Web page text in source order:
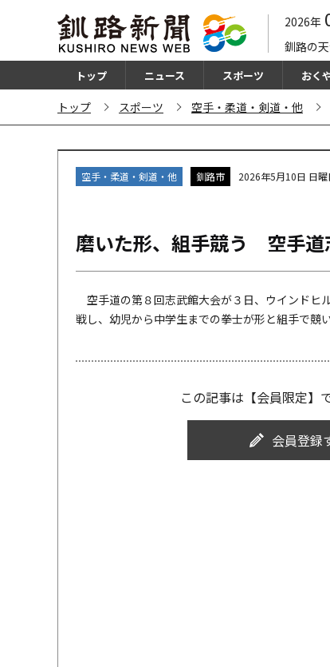
2026年
釧路の
トップ ニュース スポーツ おく
トップ スポーツ 空手・柔道・剣道・他
空手・柔道・剣道・他 釧路市 2026年5月10日 日曜
磨いた形、組手競う 空手道
空手道の第８回志武館大会が３日、ウインドヒ
戦し、幼児から中学生までの拳士が形と組手で
この記事は【会員限定】
会員登録